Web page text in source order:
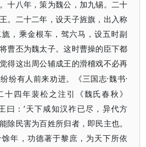
十八年，策为魏公，加九锡。二十
。二十二年，设天子旌旗，出入称
，乘金根车，驾六马，设五时副
曹丕为魏太子。这时曹操的臣下都
得这出周公辅成王的滑稽戏不必再
纷有人前来劝进。《三国志·魏书·
十四年裴松之注引《魏氏春秋》
曰：‘天下咸知汉祚已尽，异代方
除民害为百姓所归者，即民主也。
年，功德著于黎庶，为天下所依